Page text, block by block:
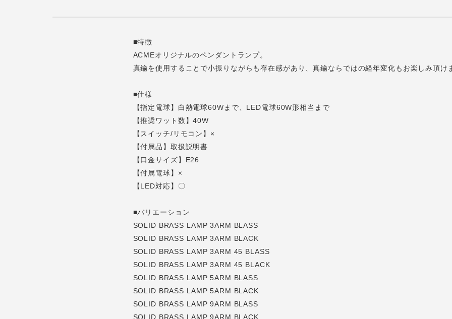
■特徴
ACMEオリジナルのペンダントランプ。
真鍮を使用することで小振りながらも存在感があり、真鍮ならではの経年変化もお楽しみ頂け
■仕様
【指定電球】白熱電球60Wまで、LED電球60W形相当まで
【推奨ワット数】40W
【スイッチ/リモコン】×
【付属品】取扱説明書
【口金サイズ】E26
【付属電球】×
【LED対応】〇
■バリエーション
SOLID BRASS LAMP 3ARM BLASS
SOLID BRASS LAMP 3ARM BLACK
SOLID BRASS LAMP 3ARM 45 BLASS
SOLID BRASS LAMP 3ARM 45 BLACK
SOLID BRASS LAMP 5ARM BLASS
SOLID BRASS LAMP 5ARM BLACK
SOLID BRASS LAMP 9ARM BLASS
SOLID BRASS LAMP 9ARM BLACK